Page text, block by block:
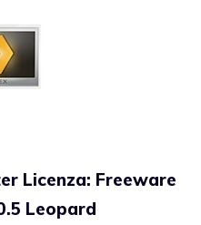
Licenza: Freeware
Leopard